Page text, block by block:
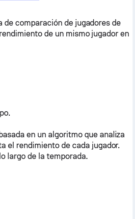
comparación de jugadores de
de un mismo jugador en
en un algoritmo que analiza
el rendimiento de cada jugador.
largo de la temporada.